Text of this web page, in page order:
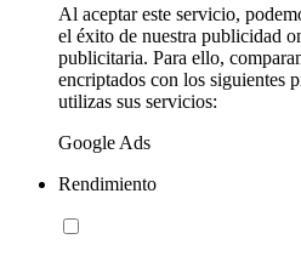
Al aceptar este servicio,
el éxito de nuestra publicidad
publicitaria. Para ello,
encriptados con los siguientes
utilizas sus servicios:
Google Ads
Rendimiento